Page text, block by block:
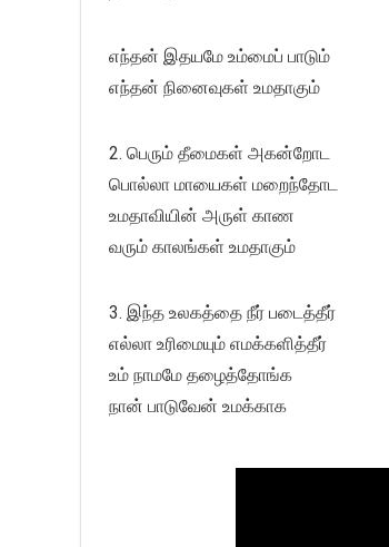
எந்தன் இதயமே உம்மைப் பாடும்
எந்தன் நினைவுகள் உமதாகும்
2. பெரும் தீமைகள் அகன்றோட
பொல்லா மாயைகள் மறைந்தோட
உமதாவியின் அருள் காண
வரும் காலங்கள் உமதாகும்
3. இந்த உலகத்தை நீர் படைத்தீர்
எல்லா உரிமையும் எமக்களித்தீர்
உம் நாமமே தழைத்தோங்க
நான் பாடுவேன் உமக்காக